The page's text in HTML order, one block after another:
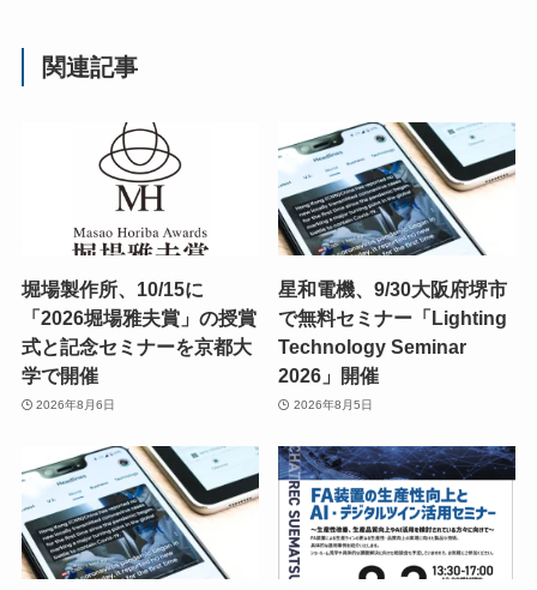
関連記事
堀場製作所、10/15に
「2026堀場雅夫賞」の授賞
式と記念セミナーを京都大
学で開催
2026年8月6日
星和電機、9/30大阪府堺市
で無料セミナー「Lighting
Technology Seminar
2026」開催
2026年8月5日